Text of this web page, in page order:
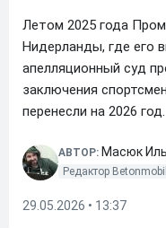
Летом 2025 года
Нидерланды, где его
апелляционный суд
заключения
перенесли на 2026 год.
АВТОР: Масюк
Редактор
29.05.2026 • 13:37